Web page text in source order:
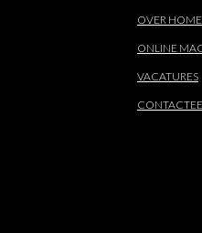
OVER
ONLINE
VACATURES